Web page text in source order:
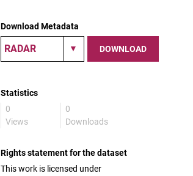
Download Metadata
DOWNLOAD
Statistics
0
Views
0
Downloads
Rights statement for the dataset
This work is licensed under